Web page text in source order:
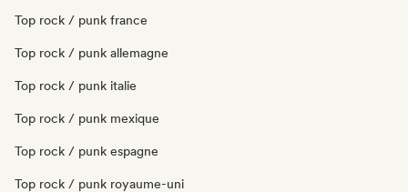
Top rock / punk france
Top rock / punk allemagne
Top rock / punk italie
Top rock / punk mexique
Top rock / punk espagne
Top rock / punk royaume-uni